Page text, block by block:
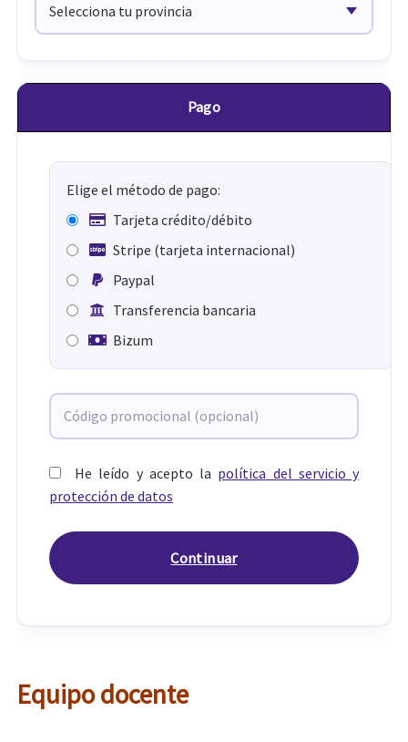
Pago
Elige el método de pago:
Tarjeta crédito/débito
Stripe (tarjeta internacional)
Paypal
Transferencia bancaria
Bizum
He leído y acepto la política del servicio y
protección de datos
Equipo docente